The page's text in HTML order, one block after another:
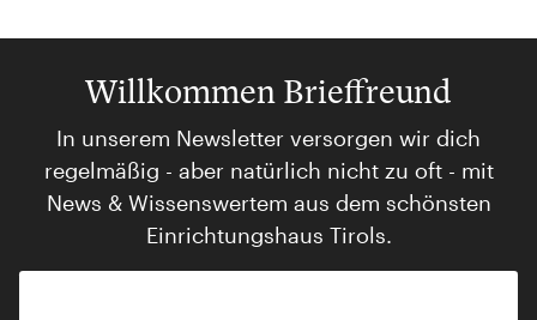
Willkommen Brieffreund
In unserem Newsletter versorgen wir dich
regelmäßig - aber natürlich nicht zu oft - mit
News & Wissenswertem aus dem schönsten
Einrichtungshaus Tirols.